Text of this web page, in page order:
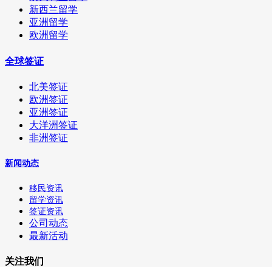
新西兰留学
亚洲留学
欧洲留学
全球签证
北美签证
欧洲签证
亚洲签证
大洋洲签证
非洲签证
新闻动态
移民资讯
留学资讯
签证资讯
公司动态
最新活动
关注我们